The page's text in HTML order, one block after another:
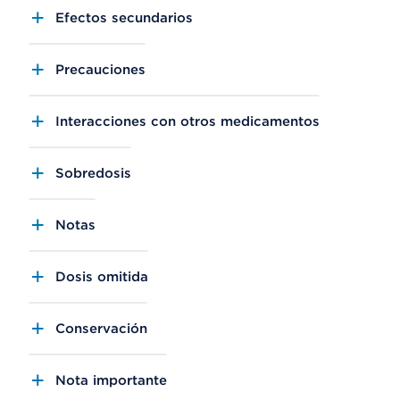
Efectos secundarios
Precauciones
Interacciones con otros medicamentos
Sobredosis
Notas
Dosis omitida
Conservación
Nota importante